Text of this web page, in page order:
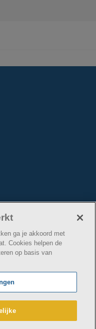
sint-maarten/
1c, 2800
ga je akkoord met
Cookies helpen de
op basis van